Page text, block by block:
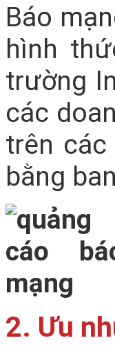
Báo
hình
trường
các
trên
bằng
2. Ưu